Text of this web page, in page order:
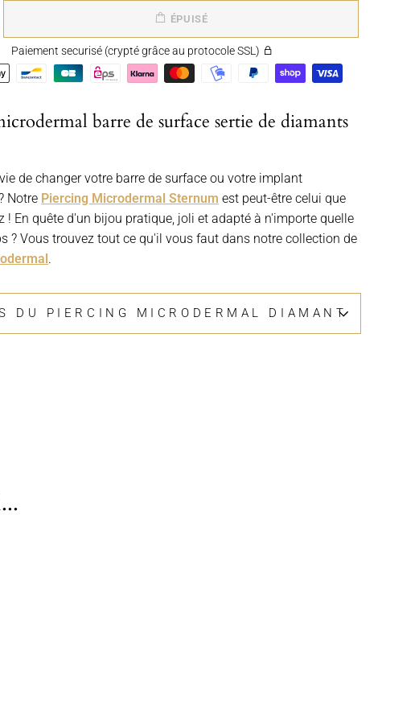
ÉPUISÉ
Paiement securisé (crypté grâce au protocole SSL)
barre de surface sertie de diamants
de changer votre barre de surface ou votre implant
Notre Piercing Microdermal Sternum est peut-être celui que
! En quête d'un bijou pratique, joli et adapté à n'importe quelle
? Vous trouvez tout ce qu'il vous faut dans notre collection de
.
DU PIERCING MICRODERMAL DIAMANT